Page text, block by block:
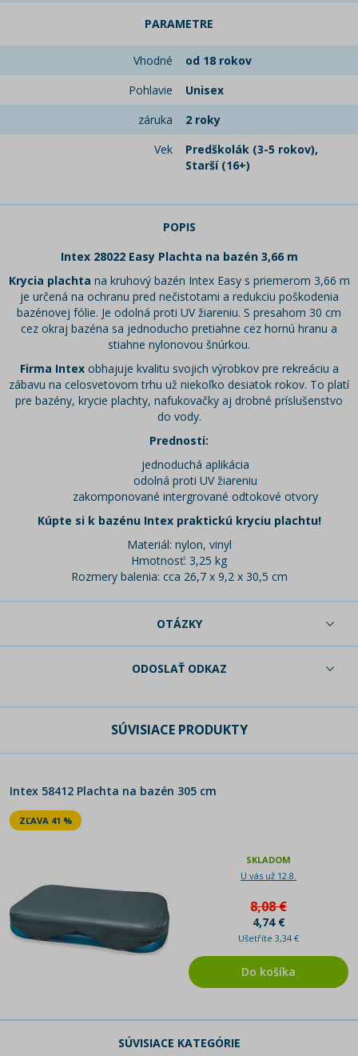
PARAMETRE
Vhodné
od 18 rokov
Pohlavie
Unisex
záruka
2 roky
Vek
Predškolák (3-5 rokov),
Starší (16+)
POPIS
Intex 28022 Easy Plachta na bazén 3,66 m
Krycia plachta na kruhový bazén Intex Easy s priemerom 3,66 m
je určená na ochranu pred nečistotami a redukciu poškodenia
bazénovej fólie. Je odolná proti UV žiareniu. S presahom 30 cm
cez okraj bazéna sa jednoducho pretiahne cez hornú hranu a
stiahne nylonovou šnúrkou.
Firma Intex obhajuje kvalitu svojich výrobkov pre rekreáciu a
zábavu na celosvetovom trhu už niekoľko desiatok rokov. To platí
pre bazény, krycie plachty, nafukovačky aj drobné príslušenstvo
do vody.
Prednosti:
jednoduchá aplikácia
odolná proti UV žiareniu
zakomponované intergrované odtokové otvory
Kúpte si k bazénu Intex praktickú kryciu plachtu!
Materiál: nylon, vinyl
Hmotnosť: 3,25 kg
Rozmery balenia: cca 26,7 x 9,2 x 30,5 cm
OTÁZKY
ODOSLAŤ ODKAZ
SÚVISIACE PRODUKTY
Intex 58412 Plachta na bazén 305 cm
ZĽAVA 41 %
SKLADOM
U vás už 12.8.
8,08 €
4,74 €
Ušetříte 3,34 €
Do košíka
SÚVISIACE KATEGÓRIE